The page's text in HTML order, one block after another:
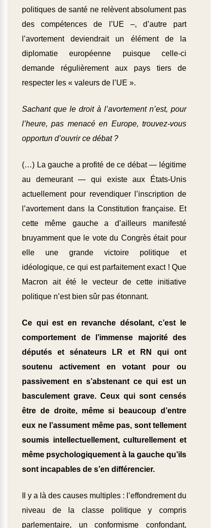
politiques de santé ne relèvent absolument pas
des compétences de l’UE –, d’autre part
l’avortement deviendrait un élément de la
diplomatie européenne puisque celle-ci
demande régulièrement aux pays tiers de
respecter les « valeurs de l’UE ».
Sachant que le droit à l’avortement n’est, pour
l’heure, pas menacé en Europe, trouvez-vous
opportun d’ouvrir ce débat ?
(…) La gauche a profité de ce débat — légitime
au demeurant — qui existe aux États-Unis
actuellement pour revendiquer l’inscription de
l’avortement dans la Constitution française. Et
cette même gauche a d’ailleurs manifesté
bruyamment que le vote du Congrès était pour
elle une grande victoire politique et
idéologique, ce qui est parfaitement exact ! Que
Macron ait été le vecteur de cette initiative
politique n’est bien sûr pas étonnant.
Ce qui est en revanche désolant, c’est le
comportement de l’immense majorité des
députés et sénateurs LR et RN qui ont
soutenu activement en votant pour ou
passivement en s’abstenant ce qui est un
basculement grave. Ceux qui sont censés
être de droite, même si beaucoup d’entre
eux ne l’assument même pas, sont tellement
soumis intellectuellement, culturellement et
même psychologiquement à la gauche qu’ils
sont incapables de s’en différencier.
Il y a là des causes multiples : l’effondrement du
niveau de la classe politique y compris
parlementaire, un conformisme confondant,